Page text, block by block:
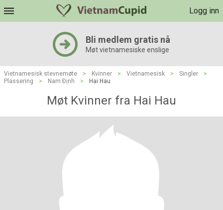
Logg inn
Bli medlem gratis nå
Møt vietnamesiske enslige
Vietnamesisk stevnemøte > Kvinner > Vietnamesisk > Singler
>
Plassering
> Nam Ðịnh > Hai Hau
Møt Kvinner fra Hai Hau